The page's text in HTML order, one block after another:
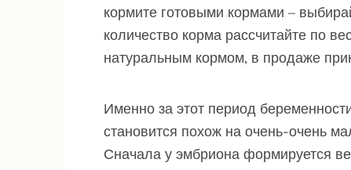
кормите готовыми кормами –
количество корма рассчитайте по
натуральным кормом, в продаже
Именно за этот период
становится похож на очень-очень
Сначала у эмбриона формируется